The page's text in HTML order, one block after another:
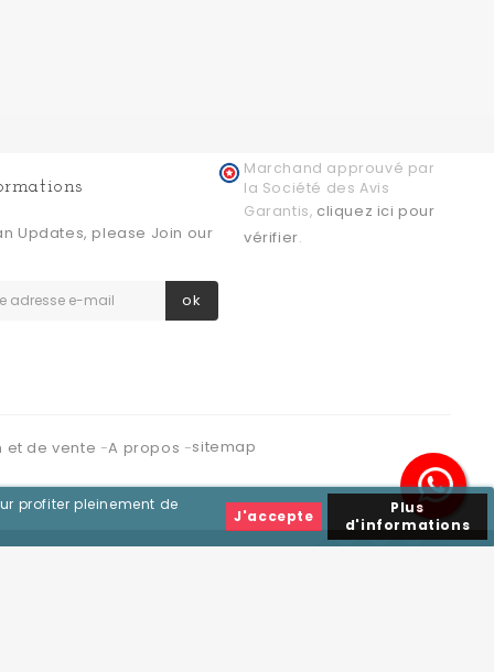
profiter pleinement de
J'accepte
Plus
d'informations
Updates, please Join our
ok
et de vente A propos sitemap
Marchand approuvé par
la Société des Avis
Garantis, cliquez ici pour
vérifier.